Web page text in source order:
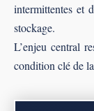
intermittentes et
stockage.
L’enjeu central
condition clé de